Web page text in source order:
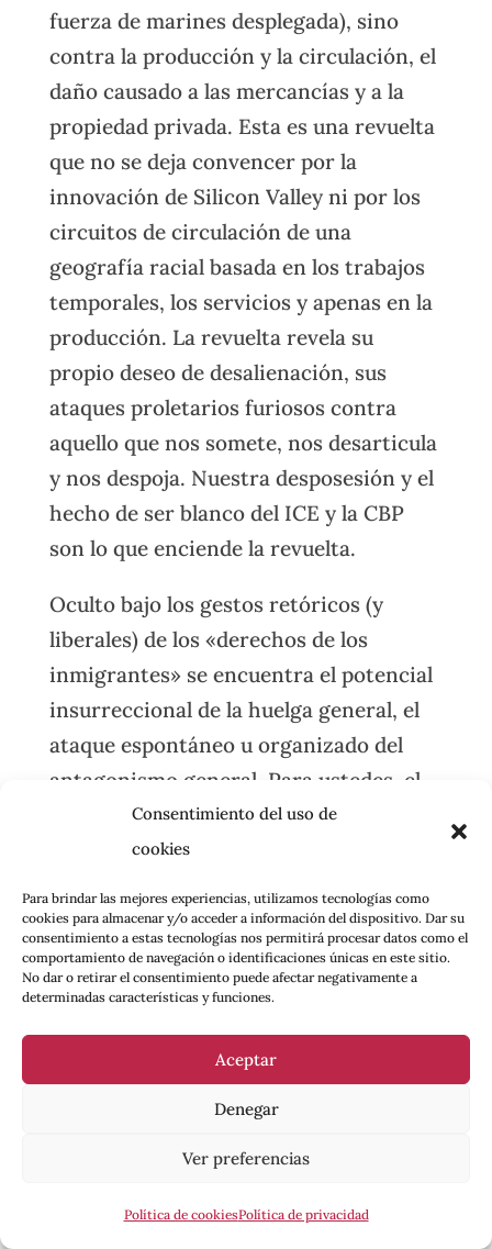
Consentimiento del uso de
cookies
Para brindar las mejores experiencias, utilizamos tecnologías como
cookies para almacenar y/o acceder a información del dispositivo. Dar su
consentimiento a estas tecnologías nos permitirá procesar datos como el
comportamiento de navegación o identificaciones únicas en este sitio.
No dar o retirar el consentimiento puede afectar negativamente a
determinadas características y funciones.
Aceptar
Denegar
Ver preferencias
Política de cookiesPolítica de privacidad
fuerza de marines desplegada), sino
contra la producción y la circulación, el
daño causado a las mercancías y a la
propiedad privada. Esta es una revuelta
que no se deja convencer por la
innovación de Silicon Valley ni por los
circuitos de circulación de una
geografía racial basada en los trabajos
temporales, los servicios y apenas en la
producción. La revuelta revela su
propio deseo de desalienación, sus
ataques proletarios furiosos contra
aquello que nos somete, nos desarticula
y nos despoja. Nuestra desposesión y el
hecho de ser blanco del ICE y la CBP
son lo que enciende la revuelta.
Oculto bajo los gestos retóricos (y
liberales) de los «derechos de los
inmigrantes» se encuentra el potencial
insurreccional de la huelga general, el
ataque espontáneo u organizado del
antagonismo general. Para ustedes, el
antagonismo general designa aquellas
fuerzas cuya base para sobrevivir en
este mundo de muerte es el rechazo y la
hostilidad hacia la relación capitalista,
el Estado y el nacionalismo
reaccionario. El antagonismo general
vida cotidiana basada en lo que Marx
llama el proceso de valorización del
y Fred Moten, «otra palabra para esto
es comunismo».
¿Y qué debemos hacer